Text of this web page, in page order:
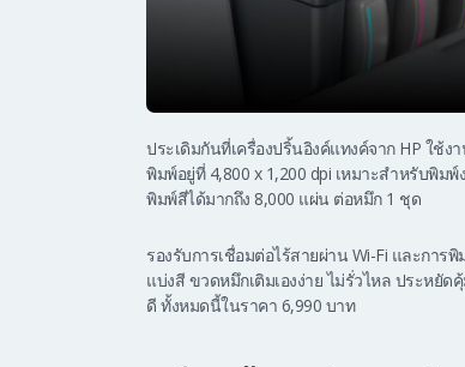
ประเดิมกันที่เครื่องปริ้นอิงค์แทงค์จาก HP ใช้ง
พิมพ์อยู่ที่ 4,800 x 1,200 dpi เหมาะสำหรับพิม
พิมพ์สีได้มากถึง 8,000 แผ่น ต่อหมึก 1 ชุด
รองรับการเชื่อมต่อไร้สายผ่าน Wi-Fi และกา
แบ่งสี ขวดหมึกเติมเองง่าย ไม่รั่วไหล ประหยั
ดี ทั้งหมดนี้ในราคา 6,990 บาท